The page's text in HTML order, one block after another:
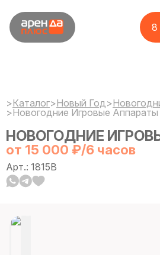
8
>Каталог>Новый Год>
>Новогодние Игровые Аппараты
НОВОГОДНИЕ
от 15 000 ₽/6 часов
Арт.: 1815B